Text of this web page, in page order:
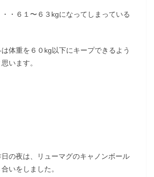
・６１〜６３kgになってしまっている
体重を６０kg以下にキープできるよう
います。
の夜は、リューマグのキャノンボール
いをしました。